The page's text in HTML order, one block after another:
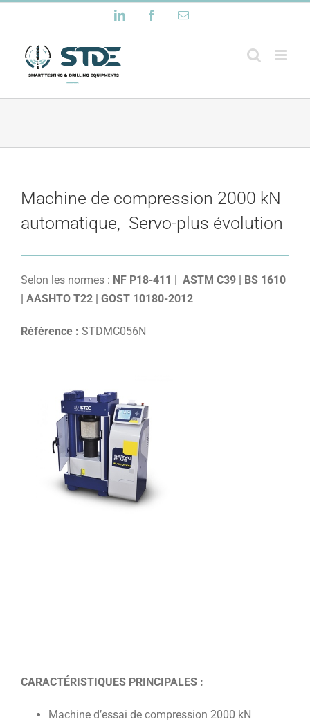
au
contenu
LinkedIn FacebookEmail
Machine de compression 2000 kN
automatique, Servo-plus évolution
Selon les normes : NF P18-411 | ASTM C39 | BS 1610
| AASHTO T22 | GOST 10180-2012
Référence : STDMC056N
CARACTÉRISTIQUES PRINCIPALES :
Machine d’essai de compression 2000 kN